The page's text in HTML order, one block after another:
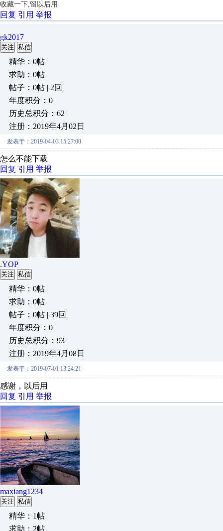
收藏一下,留以后用
回复 引用 举报
gk2017
关注 私信
精华：0帖
求助：0帖
帖子：0帖 | 2回
年度积分：0
历史总积分：62
注册：2019年4月02日
发表于：2019-04-03 15:27:00
怎么不能下载
回复 引用 举报
.YOP
关注 私信
精华：0帖
求助：0帖
帖子：0帖 | 39回
年度积分：0
历史总积分：93
注册：2019年4月08日
发表于：2019-07-01 13:24:21
感谢，以后用
回复 引用 举报
maxiang1234
关注 私信
精华：1帖
求助：2帖